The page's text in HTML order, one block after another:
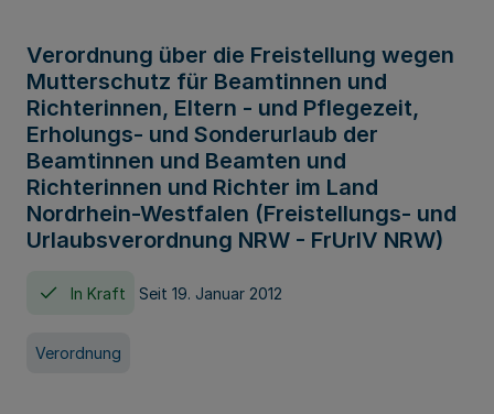
Verordnung über die Freistellung wegen
Mutterschutz für Beamtinnen und
Richterinnen, Eltern - und Pflegezeit,
Erholungs- und Sonderurlaub der
Beamtinnen und Beamten und
Richterinnen und Richter im Land
Nordrhein-Westfalen (Freistellungs- und
Urlaubsverordnung NRW - FrUrlV NRW)
In Kraft Seit 19. Januar 2012
Verordnung